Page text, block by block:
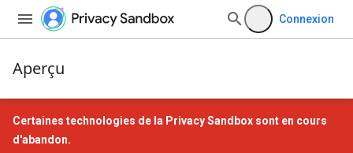
Connexion
Aperçu
Certaines technologies de la Privacy Sandbox sont en cours
d'abandon.